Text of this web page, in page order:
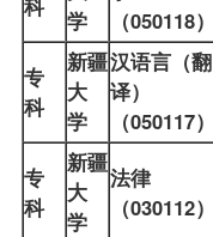
学
（050118）
专
科
新疆
大
学
汉语言（翻
译）
（050117）
专
科
新疆
大
学
法律
（030112）